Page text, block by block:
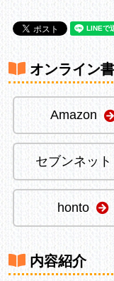
オンライン
Amazon
セブンネット
honto
内容紹介